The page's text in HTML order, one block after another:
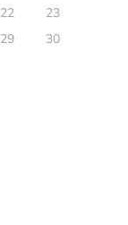
22
23
29
30